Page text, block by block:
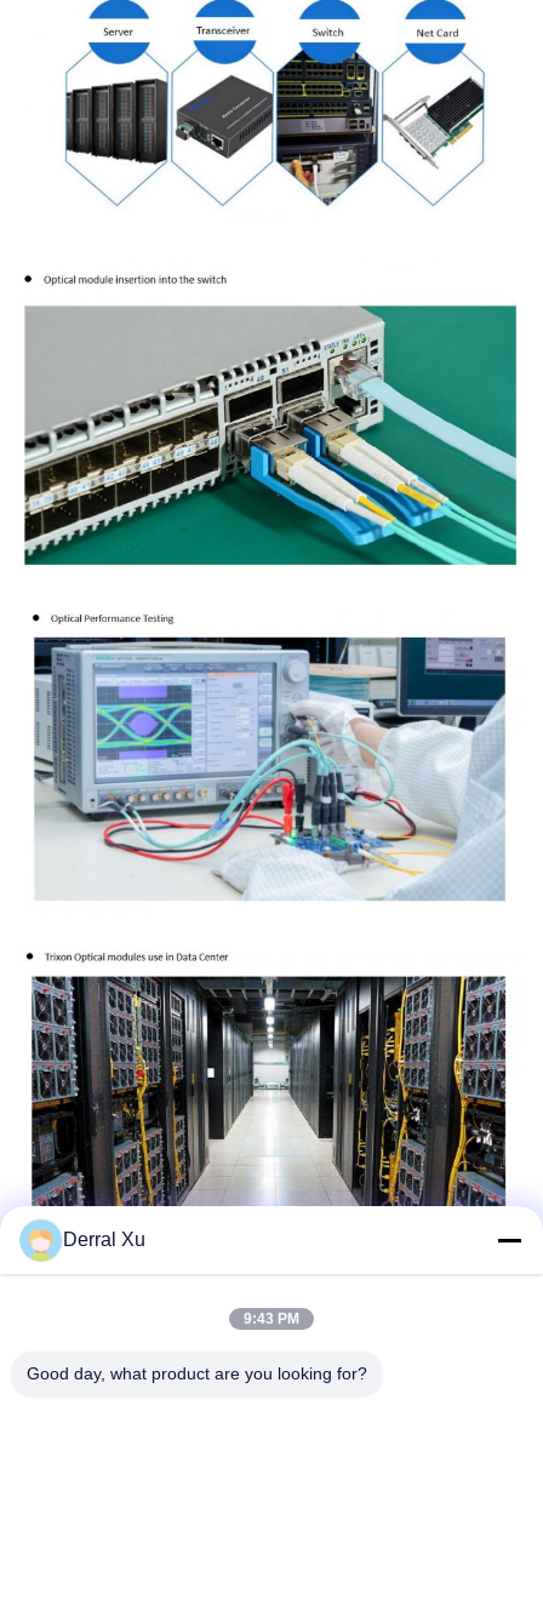
Etichette:
Modulo Del Ricetrasmettitore Di SFP
Trasmettitore Bidirezionale Sfp
Derral Xu
9:43 PM
Good day, what product are you looking for?